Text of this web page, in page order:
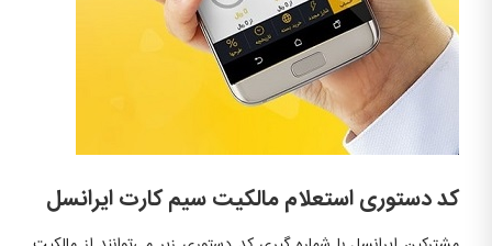
کد دستوری استعلام مالکیت سیم کارت ایرانسل